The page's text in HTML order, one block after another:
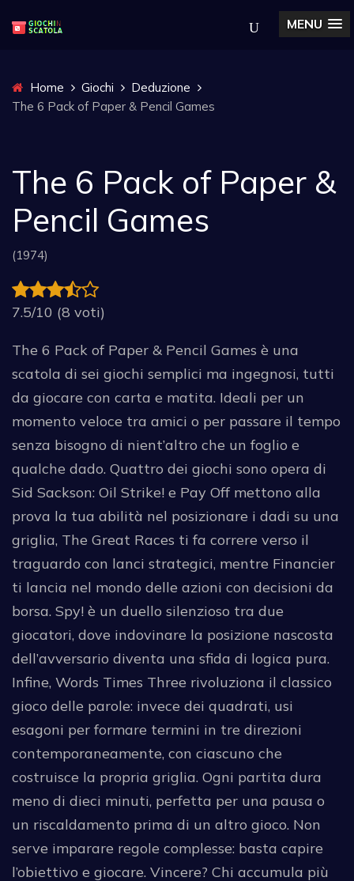
MENU
Home Giochi
Deduzione
The 6 Pack of Paper & Pencil Games
The 6 Pack of Paper &
Pencil Games
(1974)
7.5/10 (8 voti)
The 6 Pack of Paper & Pencil Games è una
scatola di sei giochi semplici ma ingegnosi, tutti
da giocare con carta e matita. Ideali per un
momento veloce tra amici o per passare il tempo
senza bisogno di nient’altro che un foglio e
qualche dado. Quattro dei giochi sono opera di
Sid Sackson: Oil Strike! e Pay Off mettono alla
prova la tua abilità nel posizionare i dadi su una
griglia, The Great Races ti fa correre verso il
traguardo con lanci strategici, mentre Financier
ti lancia nel mondo delle azioni con decisioni da
borsa. Spy! è un duello silenzioso tra due
giocatori, dove indovinare la posizione nascosta
dell’avversario diventa una sfida di logica pura.
Infine, Words Times Three rivoluziona il classico
gioco delle parole: invece dei quadrati, usi
esagoni per formare termini in tre direzioni
contemporaneamente, con ciascuno che
costruisce la propria griglia. Ogni partita dura
meno di dieci minuti, perfetta per una pausa o
un riscaldamento prima di un altro gioco. Non
serve imparare regole complesse: basta capire
l’obiettivo e giocare. Vincere? Chi accumula più